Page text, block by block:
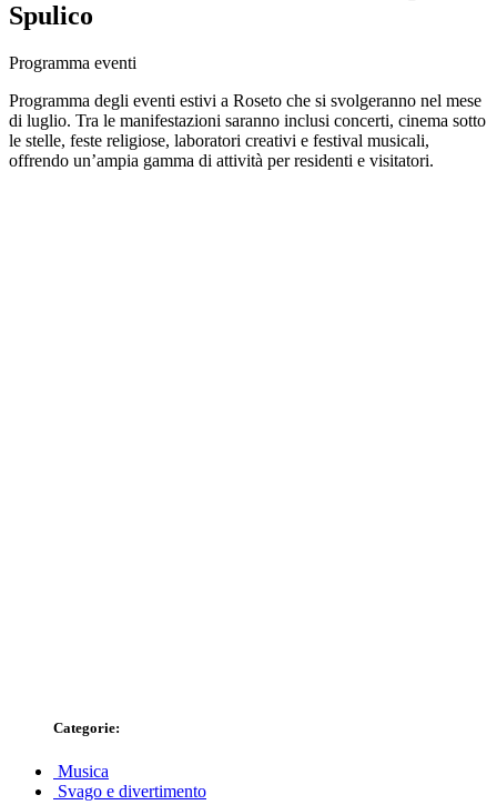
Spulico
Programma eventi
Programma degli eventi estivi a Roseto che si svolgeranno nel mese
di luglio. Tra le manifestazioni saranno inclusi concerti, cinema sotto
le stelle, feste religiose, laboratori creativi e festival musicali,
offrendo un’ampia gamma di attività per residenti e visitatori.
Categorie:
Musica
Svago e divertimento